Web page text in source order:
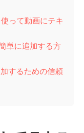
って動画にテキ
単に追加する方
するための信頼